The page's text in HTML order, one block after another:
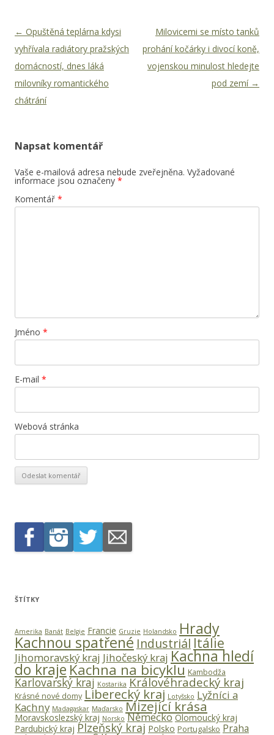
Navigace pro příspěvky
← Opuštěná teplárna kdysi
vyhřívala radiátory pražských
domácností, dnes láká
milovníky romantického
chátrání
Milovicemi se místo tanků
prohání kočárky i divocí koně,
vojenskou minulost hledejte
pod zemí →
Napsat komentář
Vaše e-mailová adresa nebude zveřejněna. Vyžadované
informace jsou označeny *
Komentář *
Jméno *
E-mail *
Webová stránka
ŠTÍTKY
Amerika Banát Belgie Francie Gruzie Holandsko Hrady
Kachnou spatřené Industriál Itálie
Jihomoravský kraj Jihočeský kraj Kachna hledí
do kraje Kachna na bicyklu Kambodža
Karlovarský kraj Kostarika Královéhradecký kraj
Krásné nové domy Liberecký kraj Lotyšsko Lyžníci a
Kachny Madagaskar Maďarsko Mizející krása
Moravskoslezský kraj Norsko Německo Olomoucký kraj
Pardubický kraj Plzeňský kraj Polsko Portugalsko Praha